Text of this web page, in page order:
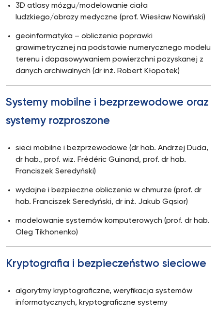
3D atlasy mózgu/modelowanie ciała
ludzkiego/obrazy medyczne (prof. Wiesław Nowiński)
geoinformatyka – obliczenia poprawki
grawimetrycznej na podstawie numerycznego modelu
terenu i dopasowywaniem powierzchni pozyskanej z
danych archiwalnych (dr inż. Robert Kłopotek)
Systemy mobilne i bezprzewodowe oraz
systemy rozproszone
sieci mobilne i bezprzewodowe (dr hab. Andrzej Duda,
dr hab., prof. wiz. Frédéric Guinand, prof. dr hab.
Franciszek Seredyński)
wydajne i bezpieczne obliczenia w chmurze (prof. dr
hab. Franciszek Seredyński, dr inż. Jakub Gąsior)
modelowanie systemów komputerowych (prof. dr hab.
Oleg Tikhonenko)
Kryptografia i bezpieczeństwo sieciowe
algorytmy kryptograficzne, weryfikacja systemów
informatycznych, kryptograficzne systemy